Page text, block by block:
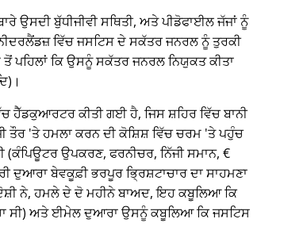
ਉਸਦੀ ਬੁੱਧੀਜੀਵੀ ਸਥਿਤੀ, ਅਤੇ ਪੀਡੋਫਾਈਲ ਜੱਜਾਂ ਨੂੰ
ਵਿੱਚ ਜਸਟਿਸ ਦੇ ਸਕੱਤਰ ਜਨਰਲ ਨੂੰ ਤੁਰਕੀ
ਪਹਿਲਾਂ ਕਿ ਉਸਨੂੰ ਸਕੱਤਰ ਜਨਰਲ ਨਿਯੁਕਤ ਕੀਤਾ
ਹੈੱਡਕੁਆਰਟਰ ਕੀਤੀ ਗਈ ਹੈ, ਜਿਸ ਸ਼ਹਿਰ ਵਿੱਚ ਬਾਨੀ
ਤੌਰ 'ਤੇ ਹਮਲਾ ਕਰਨ ਦੀ ਕੋਸ਼ਿਸ਼ ਵਿੱਚ ਚਰਮ 'ਤੇ ਪਹੁੰਚ
ਉਪਕਰਣ, ਫਰਨੀਚਰ, ਨਿੱਜੀ ਸਮਾਨ, €
ਦੁਆਰਾ ਬੇਵਕੂਫ਼ੀ ਭਰਪੂਰ ਭ੍ਰਿਸ਼ਟਾਚਾਰ ਦਾ ਸਾਹਮਣਾ
ਨੇ, ਹਮਲੇ ਦੇ ਦੋ ਮਹੀਨੇ ਬਾਅਦ, ਇਹ ਕਬੂਲਿਆ ਕਿ
ਸੀ) ਅਤੇ ਈਮੇਲ ਦੁਆਰਾ ਉਸਨੂੰ ਕਬੂਲਿਆ ਕਿ ਜਸਟਿਸ